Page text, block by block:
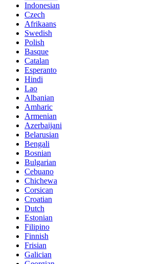
Indonesian
Czech
Afrikaans
Swedish
Polish
Basque
Catalan
Esperanto
Hindi
Lao
Albanian
Amharic
Armenian
Azerbaijani
Belarusian
Bengali
Bosnian
Bulgarian
Cebuano
Chichewa
Corsican
Croatian
Dutch
Estonian
Filipino
Finnish
Frisian
Galician